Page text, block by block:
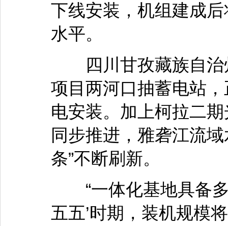
下线安装，机组建成
水平。
四川甘孜藏族自治
项目两河口抽蓄电站
电安装。加上柯拉二
同步推进，雅砻江流
条”不断刷新。
“一体化基地具备多
五五’时期，装机规模